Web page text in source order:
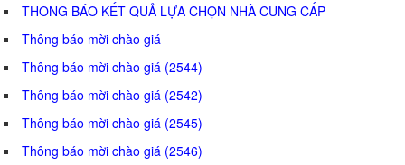
THÔNG BÁO KẾT QUẢ LỰA CHỌN NHÀ CUNG CẤP
Thông báo mời chào giá
Thông báo mời chào giá (2544)
Thông báo mời chào giá (2542)
Thông báo mời chào giá (2545)
Thông báo mời chào giá (2546)